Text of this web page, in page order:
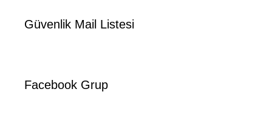
Güvenlik Mail Listesi
Facebook Grup